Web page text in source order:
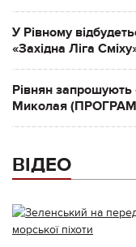
У Рівному
«Західна Ліга
Рівнян запрошують
Миколая
ВІДЕО